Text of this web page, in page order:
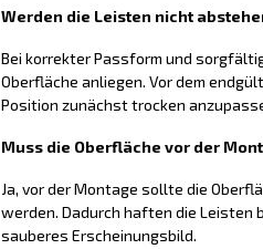
Werden die Leisten nicht
Bei korrekter Passform und
Oberfläche anliegen. Vor dem
Position zunächst trocken
Muss die Oberfläche vor der
Ja, vor der Montage sollte die
werden. Dadurch haften die Leisten
sauberes Erscheinungsbild.